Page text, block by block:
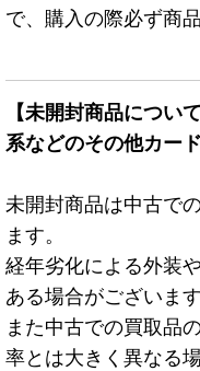
で、購入の際必ず商
【未開封商品につい
系などのその他カー
未開封商品は中古で
ます。
経年劣化による外装
ある場合がございます
また中古での買取品
率とは大きく異なる